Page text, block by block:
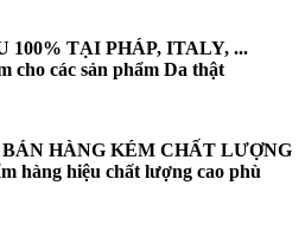
100% TẠI PHÁP, ITALY, ...
cho các sản phẩm Da thật
HÀNG KÉM CHẤT LƯỢNG
hàng hiệu chất lượng cao phù